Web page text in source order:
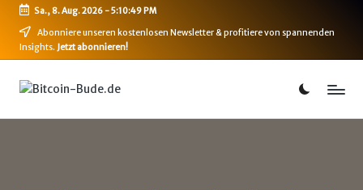
Skip
Sa., 8. Aug. 2026-5:10:50 PM
Abonniere unseren kostenlosen Newsletter & profitiere von spannenden
Insights. Jetzt abonnieren!
B
i
Bitcoin,